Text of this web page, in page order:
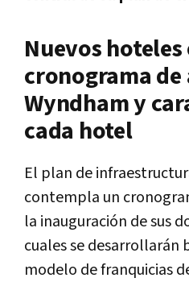
Nuevos
cronograma
Wyndham y
cada hotel
El plan de
contempla un
la inauguración de sus
cuales se desarrollarán
modelo de franquicias